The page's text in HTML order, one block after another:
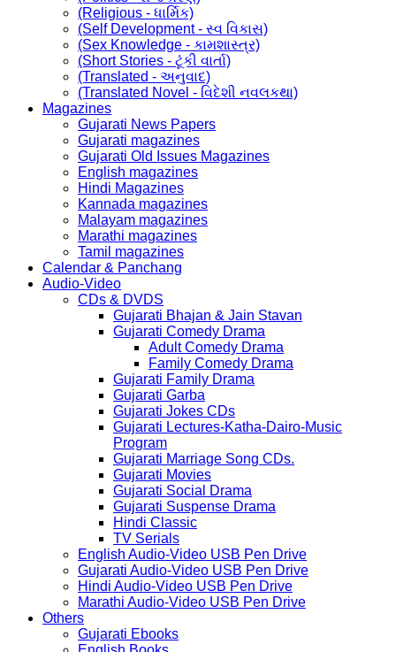
(Religious - ધાર્મિક)
(Self Development - સ્વ વિકાસ)
(Sex Knowledge - કામશાસ્ત્ર)
(Short Stories - ટૂંકી વાર્તા)
(Translated - અનુવાદ)
(Translated Novel - વિદેશી નવલકથા)
Magazines
Gujarati News Papers
Gujarati magazines
Gujarati Old Issues Magazines
English magazines
Hindi Magazines
Kannada magazines
Malayam magazines
Marathi magazines
Tamil magazines
Calendar & Panchang
Audio-Video
CDs & DVDS
Gujarati Bhajan & Jain Stavan
Gujarati Comedy Drama
Adult Comedy Drama
Family Comedy Drama
Gujarati Family Drama
Gujarati Garba
Gujarati Jokes CDs
Gujarati Lectures-Katha-Dairo-Music
Program
Gujarati Marriage Song CDs.
Gujarati Movies
Gujarati Social Drama
Gujarati Suspense Drama
Hindi Classic
TV Serials
English Audio-Video USB Pen Drive
Gujarati Audio-Video USB Pen Drive
Hindi Audio-Video USB Pen Drive
Marathi Audio-Video USB Pen Drive
Others
Gujarati Ebooks